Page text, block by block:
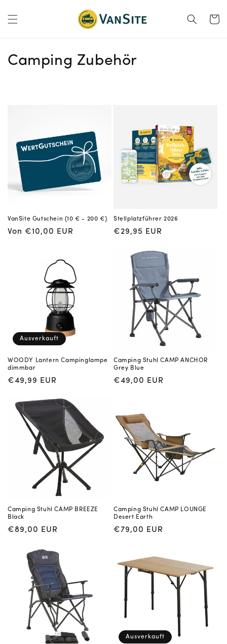
Inhalt
K
g
e
:
Camping Zubehör
VanSite Gutschein (10 € - 200 €)
Normaler
Von €10,00 EUR
Stellplatzführer 2026
Normaler
€29,95 EUR
Ausverkauft
WOODY Lantern Campinglampe
dimmbar
Normaler
€49,99 EUR
Camping Stuhl CAMP ANCHOR
Grey Blue
Normaler
€49,00 EUR
Camping Stuhl CAMP BREEZE
Black
Normaler
€89,00 EUR
Camping Stuhl CAMP LOUNGE
Desert Earth
Normaler
€79,00 EUR
Ausverkauft